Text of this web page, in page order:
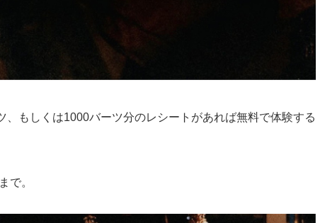
、もしくは1000バーツ分のレシートがあれば無料で体験する
で。